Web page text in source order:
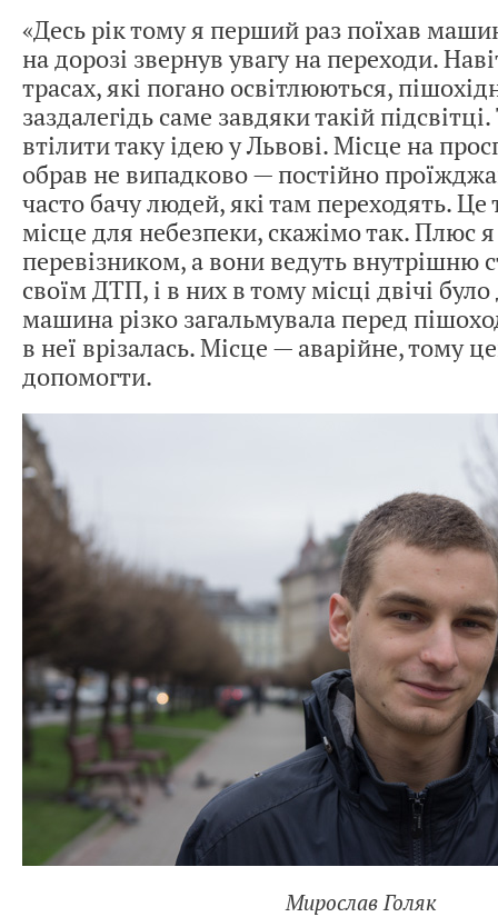
«Десь рік тому я перший раз поїхав
на дорозі звернув увагу на переходи.
трасах, які погано освітлюються,
заздалегідь саме завдяки такій
втілити таку ідею у Львові. Місце на
обрав не випадково — постійно
часто бачу людей, які там переходять. Це
місце для небезпеки, скажімо так. Плюс
перевізником, а вони ведуть внутрішню
своїм ДТП, і в них в тому місці двічі
машина різко загальмувала перед
в неї врізалась. Місце — аварійне, тому
допомогти.
Мирослав Голяк